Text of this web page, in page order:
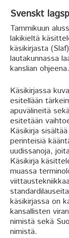
Svenskt
Tammikuun
lakikieltä
käsikirjasta
lautakunnassa
kanslian ohjeena.
Käsikirjassa
esitellään
apuvälineitä
esitetään
Käsikirja
perinteisiä
uudissanoja,
Käsikirja
muassa
käsikirjassa on
kansallisten
nimistä sekä
nimistä.